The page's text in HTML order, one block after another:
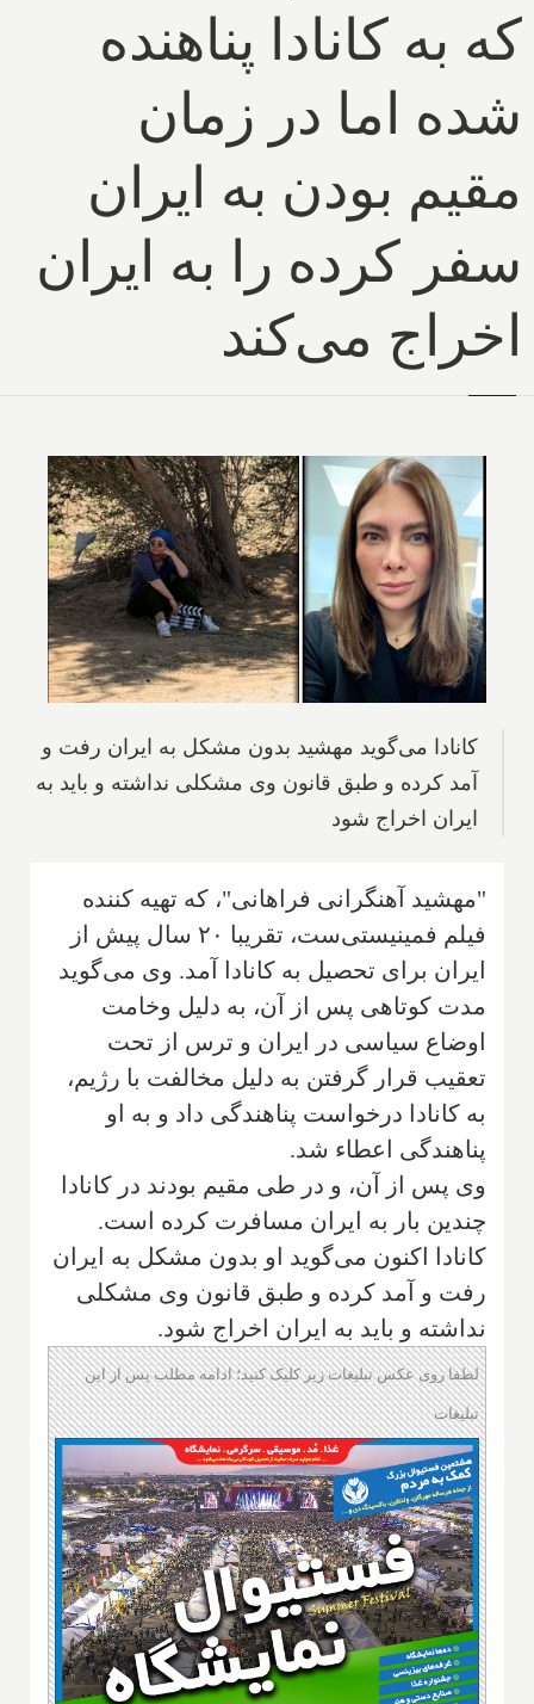
که به کانادا پناهنده
شده اما در زمان
مقیم بودن به ایران
سفر کرده را به ایران
اخراج می‌کند
کانادا می‌گوید مهشید بدون مشکل به ایران رفت و
آمد کرده و طبق قانون وی مشکلی نداشته و باید به
ایران اخراج شود
"مهشید آهنگرانی فراهانی"، که تهیه کننده
فیلم فمینیستی‌ست، تقریبا ۲۰ سال پیش از
ایران برای تحصیل به کانادا آمد. وی می‌گوید
مدت کوتاهی پس از آن، به دلیل وخامت
اوضاع سیاسی در ایران و ترس از تحت
تعقیب قرار گرفتن به دلیل مخالفت با رژیم،
به کانادا درخواست پناهندگی داد و به او
پناهندگی اعطاء شد.
وی پس از آن، و در طی مقیم بودند در کانادا
چندین بار به ایران مسافرت کرده است.
کانادا اکنون می‌گوید او بدون مشکل به ایران
رفت و آمد کرده و طبق قانون وی مشکلی
نداشته و باید به ایران اخراج شود.
لطفا روی عکس تبلیغات زیر کلیک کنید؛ ادامه مطلب پس از این
تبلیغات